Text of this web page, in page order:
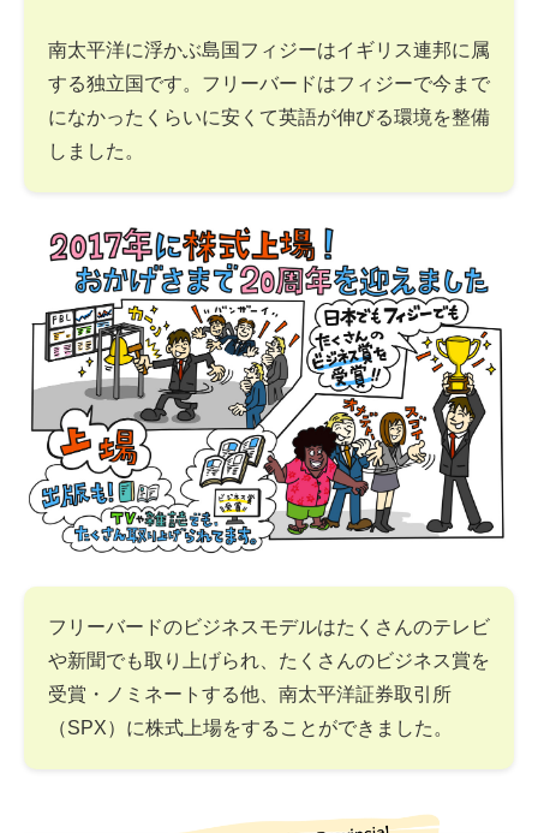
南太平洋に浮かぶ島国フィジーはイギリス連邦に属
する独立国です。フリーバードはフィジーで今まで
になかったくらいに安くて英語が伸びる環境を整備
しました。
フリーバードのビジネスモデルはたくさんのテレビ
や新聞でも取り上げられ、たくさんのビジネス賞を
受賞・ノミネートする他、南太平洋証券取引所
（SPX）に株式上場をすることができました。